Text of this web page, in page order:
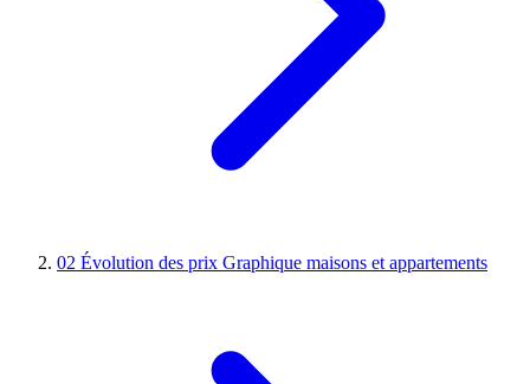
02 Évolution des prix Graphique maisons et appartements